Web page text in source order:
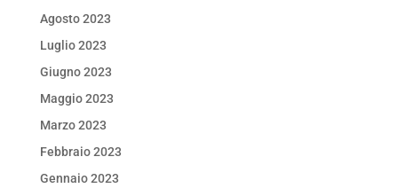
Agosto 2023
Luglio 2023
Giugno 2023
Maggio 2023
Marzo 2023
Febbraio 2023
Gennaio 2023